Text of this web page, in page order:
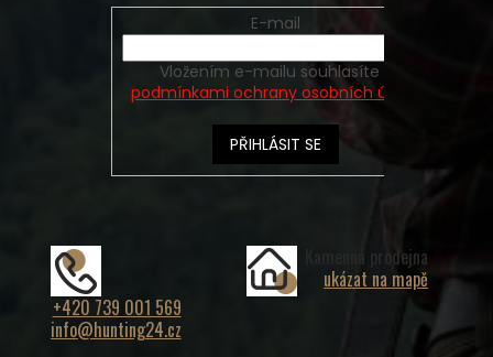
E-mail
podmínkami ochrany osobních údajů
PŘIHLÁSIT SE
+420 739 001 569
info@hunting24.cz
Kamenná prodejna
ukázat na mapě